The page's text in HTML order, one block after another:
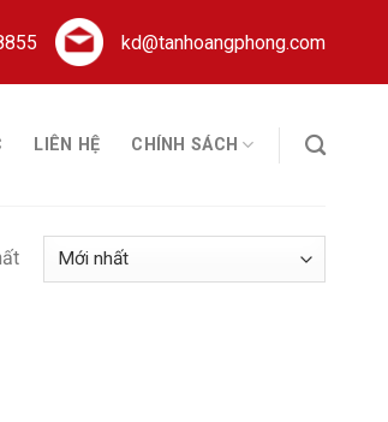
kd@tanhoangphong.com
LIÊN HỆ CHÍNH SÁCH